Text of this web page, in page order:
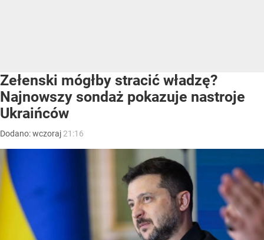
Zełenski mógłby stracić władzę?
Najnowszy sondaż pokazuje nastroje
Ukraińców
Dodano:wczoraj 21:16